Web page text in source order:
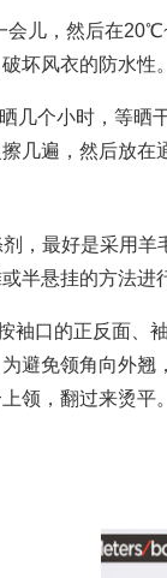
儿，然后在
坏风衣的防水性。
几个小时，等
几遍，然后放在
，最好是采用
半悬挂的方法进
口的正反面、
避免领角向外
领，翻过来烫平。